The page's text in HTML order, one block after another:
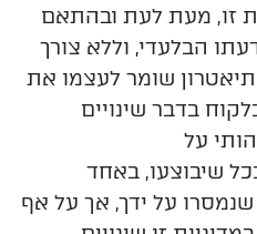
זו, מעת לעת ובהתאם
הבלעדי, וללא צורך
שומר לעצמו את
בדבר שינויים
על
ככל שיבוצעו, באחד
על ידך, אך על אף